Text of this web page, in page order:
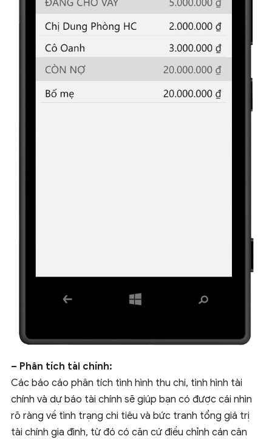
– Phân tích tài chính:
Các báo cáo phân tích tình hình thu chi, tình hình tài
chính và dự báo tài chính sẽ giúp bạn có được cái nhìn
rõ ràng về tình trạng chi tiêu và bức tranh tổng giá trị
tài chính gia đình, từ đó có căn cứ điều chỉnh cán cân